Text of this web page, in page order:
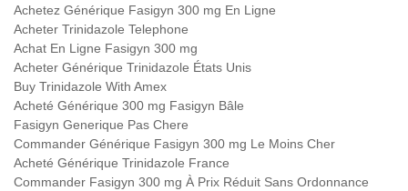
Achetez Générique Fasigyn 300 mg En Ligne
Acheter Trinidazole Telephone
Achat En Ligne Fasigyn 300 mg
Acheter Générique Trinidazole États Unis
Buy Trinidazole With Amex
Acheté Générique 300 mg Fasigyn Bâle
Fasigyn Generique Pas Chere
Commander Générique Fasigyn 300 mg Le Moins Cher
Acheté Générique Trinidazole France
Commander Fasigyn 300 mg À Prix Réduit Sans Ordonnance